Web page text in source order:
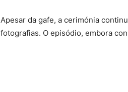
Apesar da gafe, a cerimónia
fotografias. O episódio, embora